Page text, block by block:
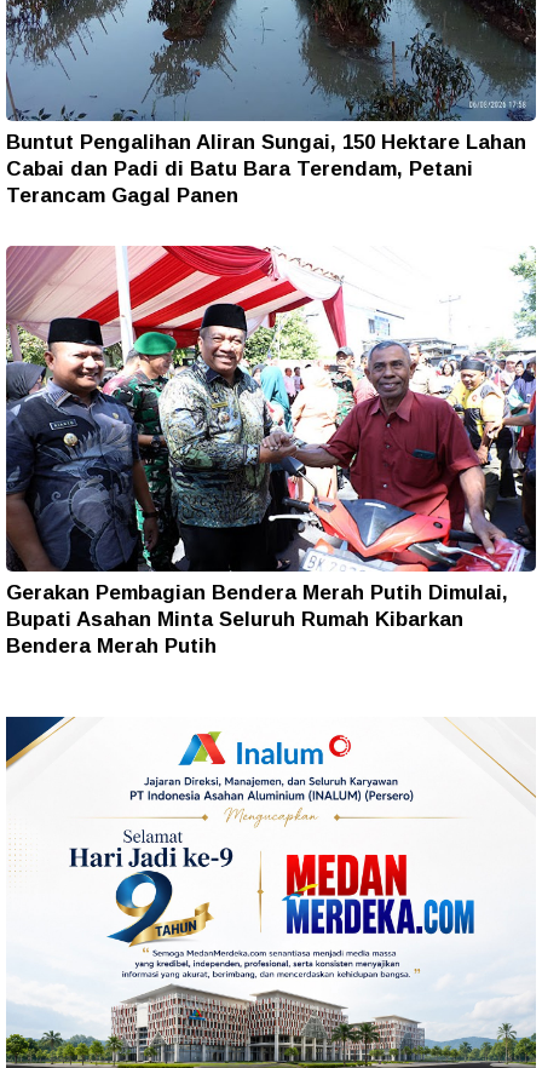
Buntut Pengalihan Aliran Sungai, 150 Hektare Lahan
Cabai dan Padi di Batu Bara Terendam, Petani
Terancam Gagal Panen
Gerakan Pembagian Bendera Merah Putih Dimulai,
Bupati Asahan Minta Seluruh Rumah Kibarkan
Bendera Merah Putih